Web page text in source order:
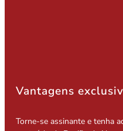
Vantagens
Torne-se assinante e tenha